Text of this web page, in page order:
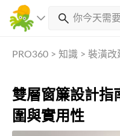
PRO360 > 知識 > 裝潢改
雙層窗簾設計指
圍與實用性